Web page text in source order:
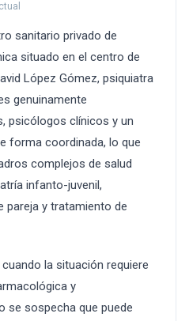
sanitario privado de
situado en el centro de
López Gómez, psiquiatra
genuinamente
psicólogos clínicos y un
forma coordinada, lo que
complejos de salud
infanto-juvenil,
pareja y tratamiento de
la situación requiere
y
se sospecha que puede